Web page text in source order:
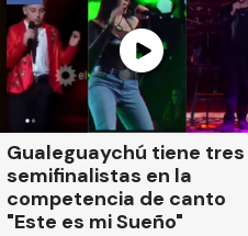
Gualeguaychú tiene tres
semifinalistas en la
competencia de canto
"Este es mi Sueño"